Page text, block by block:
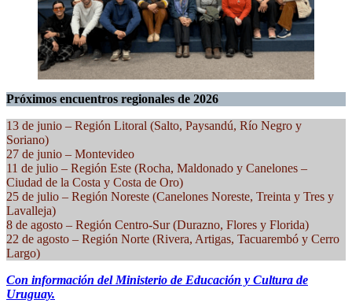
Próximos encuentros regionales de 2026
13 de junio – Región Litoral (Salto, Paysandú, Río Negro y
Soriano)
27 de junio – Montevideo
11 de julio – Región Este (Rocha, Maldonado y Canelones –
Ciudad de la Costa y Costa de Oro)
25 de julio – Región Noreste (Canelones Noreste, Treinta y Tres y
Lavalleja)
8 de agosto – Región Centro-Sur (Durazno, Flores y Florida)
22 de agosto – Región Norte (Rivera, Artigas, Tacuarembó y Cerro
Largo)
Con información del Ministerio de Educación y Cultura de
Uruguay.